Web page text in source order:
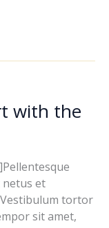
with the
et
Vestibulum tortor
sit amet,